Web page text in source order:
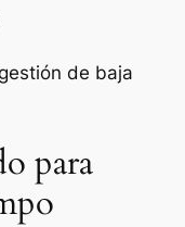
de baja
para